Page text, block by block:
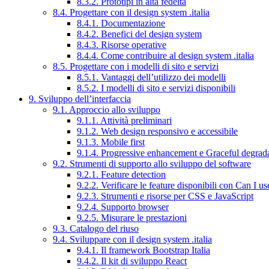
8.4. Progettare con il design system .italia
8.4.1. Documentazione
8.4.2. Benefici del design system
8.4.3. Risorse operative
8.4.4. Come contribuire al design system .italia
8.5. Progettare con i modelli di sito e servizi
8.5.1. Vantaggi dell’utilizzo dei modelli
8.5.2. I modelli di sito e servizi disponibili
9. Sviluppo dell’interfaccia
9.1. Approccio allo sviluppo
9.1.1. Attività preliminari
9.1.2. Web design responsivo e accessibile
9.1.3. Mobile first
9.1.4. Progressive enhancement e Graceful
9.2. Strumenti di supporto allo sviluppo del software
9.2.1. Feature detection
9.2.2. Verificare le feature disponibili con Can I
9.2.3. Strumenti e risorse per CSS e JavaScript
9.2.4. Supporto browser
9.2.5. Misurare le prestazioni
9.3. Catalogo del riuso
9.4. Sviluppare con il design system .italia
9.4.1. Il framework Bootstrap Italia
9.4.2. Il kit di sviluppo React